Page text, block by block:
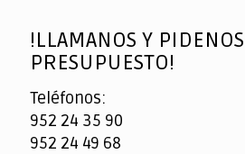
!LLAMANOS Y PIDENOS
PRESUPUESTO!
Teléfonos:
952 24 35 90
952 24 49 68